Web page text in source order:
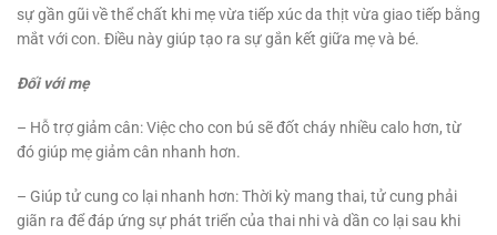
sự gần gũi về thể chất khi mẹ vừa tiếp xúc da thịt vừa giao tiếp bằng
mắt với con. Điều này giúp tạo ra sự gắn kết giữa mẹ và bé.
Đối với mẹ
– Hỗ trợ giảm cân: Việc cho con bú sẽ đốt cháy nhiều calo hơn, từ
đó giúp mẹ giảm cân nhanh hơn.
– Giúp tử cung co lại nhanh hơn: Thời kỳ mang thai, tử cung phải
giãn ra để đáp ứng sự phát triển của thai nhi và dần co lại sau khi